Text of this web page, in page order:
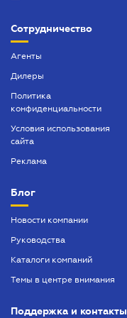
Сотрудничество
Агенты
Дилеры
Политика
конфиденциальности
Условия использования
сайта
Реклама
Блог
Новости компании
Руководства
Каталоги компаний
Темы в центре внимания
Поддержка и контакты